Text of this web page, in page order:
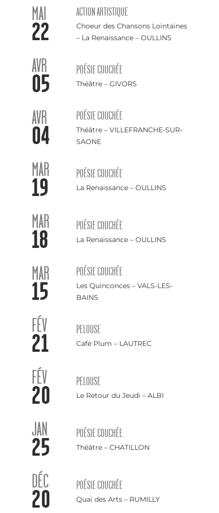
MAI
22
ACTION ARTISTIQUE
Choeur des Chansons Lointaines
– La Renaissance – OULLINS
AVR
05 POÉSIE COUCHÉE
Théâtre – GIVORS
AVR
04
POÉSIE COUCHÉE
Théâtre – VILLEFRANCHE-SUR-
SAONE
MAR
19 POÉSIE COUCHÉE
La Renaissance – OULLINS
MAR
18 POÉSIE COUCHÉE
La Renaissance – OULLINS
MAR
15
POÉSIE COUCHÉE
Les Quinconces – VALS-LES-
BAINS
FÉV
21 PELOUSE
Café Plum – LAUTREC
FÉV
20 PELOUSE
Le Retour du Jeudi – ALBI
JAN
25 POÉSIE COUCHÉE
Théâtre – CHATILLON
DÉC
20 POÉSIE COUCHÉE
Quai des Arts – RUMILLY